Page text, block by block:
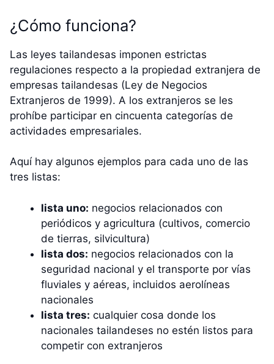
¿Cómo funciona?
Las leyes tailandesas imponen estrictas
regulaciones respecto a la propiedad extranjera de
empresas tailandesas (Ley de Negocios
Extranjeros de 1999). A los extranjeros se les
prohíbe participar en cincuenta categorías de
actividades empresariales.
Aquí hay algunos ejemplos para cada uno de las
tres listas:
lista uno: negocios relacionados con
periódicos y agricultura (cultivos, comercio
de tierras, silvicultura)
lista dos: negocios relacionados con la
seguridad nacional y el transporte por vías
fluviales y aéreas, incluidos aerolíneas
nacionales
lista tres: cualquier cosa donde los
nacionales tailandeses no estén listos para
competir con extranjeros